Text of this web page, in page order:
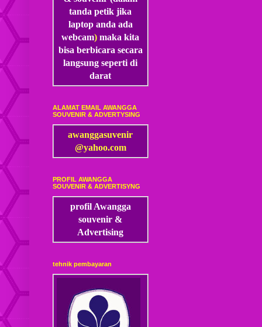
tanda petik jika
laptop anda ada
webcam)maka kita
bisa berbicara secara
langsung seperti di
darat
ALAMAT EMAIL AWANGGA
SOUVENIR & ADVERTYSING
awanggasuvenir
@yahoo.com
PROFIL AWANGGA
SOUVENIR & ADVERTISYNG
profil Awangga
souvenir &
Advertising
tehnik pembayaran